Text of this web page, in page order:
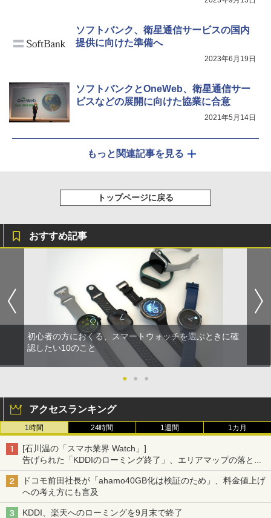
ソフトバンク、衛星通信サービスの国内
提供に向けた準備へ
2023年6月19日
ソフトバンクとOneWeb、衛星通信サー
ビスなどの展開に向けた協業に合意
2021年5月14日
もっと関連記事を見る
トップページに戻る
おすすめ記事
初心者の方におくる、スマートウォッチを選ぶときに確
認したい10のこと
● ● ●
アクセスランキング
1時間 24時間 1週間 1カ月
[石川温の「スマホ業界 Watch」]
告げられた「KDDIのローミング終了」、エリアマップの落とし
穴と楽天モバイルの課題
ドコモ前田社長が「ahamo40GB化は検証のため」、料金値上げ
への考え方にも言及
KDDI、楽天へのローミングを9月末で終了